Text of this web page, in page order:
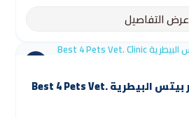
عرض التفاصيل
عيادة بيست فور بيتس البيطرية Best 4 Pets Vet.